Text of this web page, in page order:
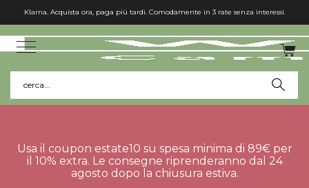
Klarna. Acquista ora, paga più tardi. Comodamente in 3 rate senza interessi.
cerca...
Usa il coupon estate10 su spesa minima di 89€ per
il 10% extra. Le consegne riprenderanno dal 24
agosto dopo la chiusura estiva.